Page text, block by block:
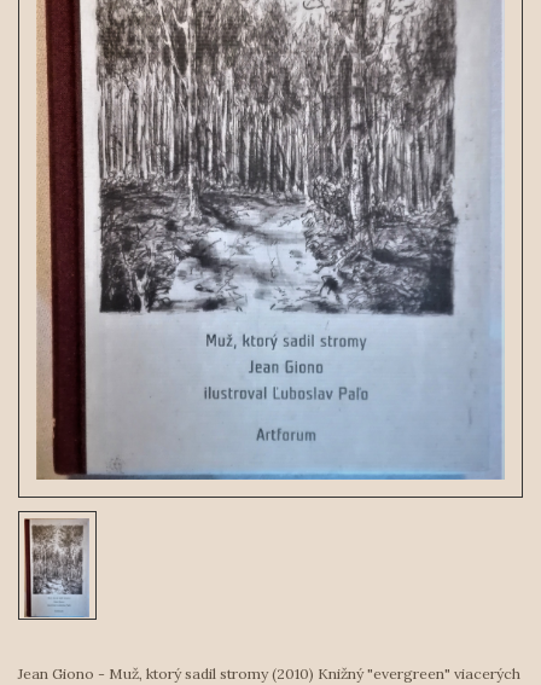
Jean Giono - Muž, ktorý sadil stromy (2010) Knižný "evergreen" viacerých